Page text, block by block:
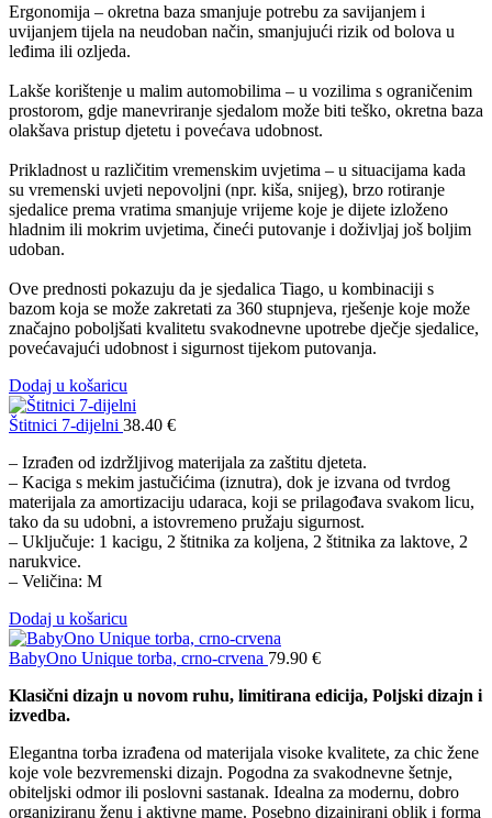
Ergonomija – okretna baza smanjuje potrebu za savijanjem i
uvijanjem tijela na neudoban način, smanjujući rizik od bolova u
leđima ili ozljeda.
Lakše korištenje u malim automobilima – u vozilima s ograničenim
prostorom, gdje manevriranje sjedalom može biti teško, okretna baza
olakšava pristup djetetu i povećava udobnost.
Prikladnost u različitim vremenskim uvjetima – u situacijama kada
su vremenski uvjeti nepovoljni (npr. kiša, snijeg), brzo rotiranje
sjedalice prema vratima smanjuje vrijeme koje je dijete izloženo
hladnim ili mokrim uvjetima, čineći putovanje i doživljaj još boljim
udoban.
Ove prednosti pokazuju da je sjedalica Tiago, u kombinaciji s
bazom koja se može zakretati za 360 stupnjeva, rješenje koje može
značajno poboljšati kvalitetu svakodnevne upotrebe dječje sjedalice,
povećavajući udobnost i sigurnost tijekom putovanja.
Dodaj u košaricu
Štitnici 7-dijelni 38.40 €
– Izrađen od izdržljivog materijala za zaštitu djeteta.
– Kaciga s mekim jastučićima (iznutra), dok je izvana od tvrdog
materijala za amortizaciju udaraca, koji se prilagođava svakom licu,
tako da su udobni, a istovremeno pružaju sigurnost.
– Uključuje: 1 kacigu, 2 štitnika za koljena, 2 štitnika za laktove, 2
narukvice.
– Veličina: M
Dodaj u košaricu
BabyOno Unique torba, crno-crvena 79.90 €
Klasični dizajn u novom ruhu, limitirana edicija, Poljski dizajn i
izvedba.
Elegantna torba izrađena od materijala visoke kvalitete, za chic žene
koje vole bezvremenski dizajn. Pogodna za svakodnevne šetnje,
obiteljski odmor ili poslovni sastanak. Idealna za modernu, dobro
organiziranu ženu i aktivne mame. Posebno dizajnirani oblik i forma